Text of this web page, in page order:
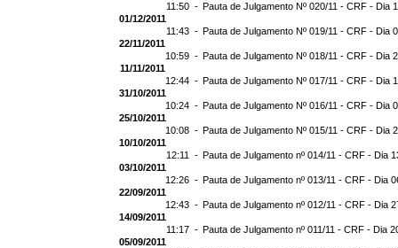
11:50 - Pauta de Julgamento Nº 020/11 - CRF - Dia
01/12/2011
11:43 - Pauta de Julgamento Nº 019/11 - CRF - Dia
22/11/2011
10:59 - Pauta de Julgamento Nº 018/11 - CRF - Dia
11/11/2011
12:44 - Pauta de Julgamento Nº 017/11 - CRF - Dia
31/10/2011
10:24 - Pauta de Julgamento Nº 016/11 - CRF - Dia
25/10/2011
10:08 - Pauta de Julgamento Nº 015/11 - CRF - Dia
10/10/2011
12:11 - Pauta de Julgamento nº 014/11 - CRF - Dia
03/10/2011
12:26 - Pauta de Julgamento nº 013/11 - CRF - Dia
22/09/2011
12:43 - Pauta de Julgamento nº 012/11 - CRF - Dia
14/09/2011
11:17 - Pauta de Julgamento nº 011/11 - CRF - Dia
05/09/2011